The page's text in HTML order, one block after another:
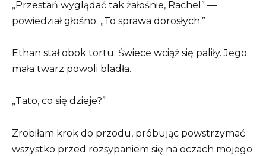
„Przestań wyglądać tak żałośnie, Rachel” —
powiedział głośno. „To sprawa dorosłych.”
Ethan stał obok tortu. Świece wciąż się paliły. Jego
mała twarz powoli bladła.
„Tato, co się dzieje?”
Zrobiłam krok do przodu, próbując powstrzymać
wszystko przed rozsypaniem się na oczach mojego